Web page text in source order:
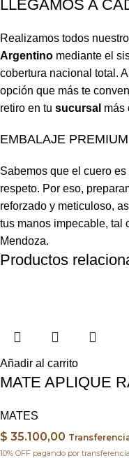
LLEGAMOS A
Realizamos todos
Argentino mediante el
cobertura nacional total.
opción que más te
retiro en tu sucursal más
EMBALAJE PREMIUM
Sabemos que el cuero
respeto. Por eso,
reforzado y meticuloso,
tus manos impecable, tal
Mendoza.
Productos
Añadir al carrito
MATE APLIQUE
MATES
$ 35.100,00
10% OFF pagando por transferencia